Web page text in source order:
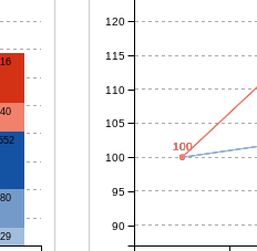
100
100
100
100
90
95
100
105
110
115
120